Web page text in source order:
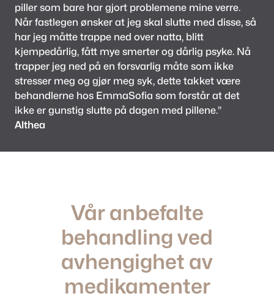
piller som bare har gjort problemene mine verre.
Når fastlegen ønsker at jeg skal slutte med disse, så
har jeg måtte trappe ned over natta, blitt
kjempedårlig, fått mye smerter og dårlig psyke. Nå
trapper jeg ned på en forsvarlig måte som ikke
stresser meg og gjør meg syk, dette takket være
behandlerne hos EmmaSofia som forstår at det
ikke er gunstig slutte på dagen med pillene.”
Althea
Vår anbefalte
behandling ved
avhengighet av
medikamenter